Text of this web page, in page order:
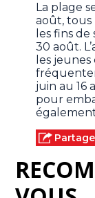
La plage
août, tous
les fins
30 août.
les
juin au 16
pour